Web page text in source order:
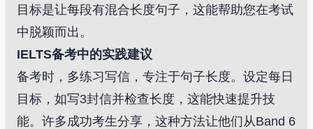
目标是让每段有混合长度句子，这能帮助您在考试
中脱颖而出。
IELTS备考中的实践建议
备考时，多练习写信，专注于句子长度。设定每日
目标，如写3封信并检查长度，这能快速提升技
能。许多成功考生分享，这种方法让他们从Band 6